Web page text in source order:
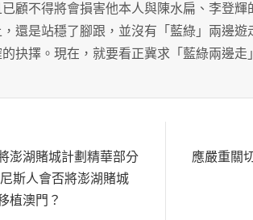
顧不得將會損害他本人與陳水扁、李登
還是站穩了腳跟，並沒有「藍綠」兩邊
抉擇。現在，就要看正冀求「藍綠兩邊走
澎湖賭城計劃精華部分
斯人會否將澎湖賭城
植澳門？
應嚴重關